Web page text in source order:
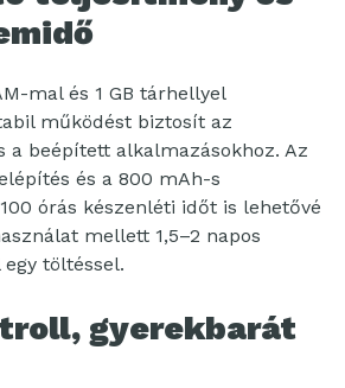
mal és 1 GB tárhellyel
működést biztosít az
a beépített alkalmazásokhoz. Az
és a 800 mAh-s
órás készenléti időt is lehetővé
mellett 1,5–2 napos
töltéssel.
gyerekbarát